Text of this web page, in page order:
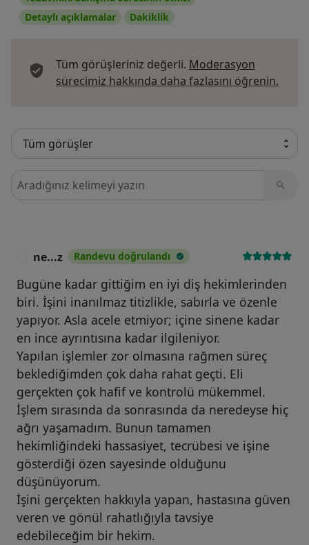
Detaylı açıklamalar
Dakiklik
Tüm görüşleriniz değerli. Moderasyon
sürecimiz hakkında daha fazlasını öğrenin.
Görüşler içerisinde ara
ne...z Randevu doğrulandı
Bugüne kadar gittiğim en iyi diş hekimlerinden
biri. İşini inanılmaz titizlikle, sabırla ve özenle
yapıyor. Asla acele etmiyor; içine sinene kadar
en ince ayrıntısına kadar ilgileniyor.
Yapılan işlemler zor olmasına rağmen süreç
beklediğimden çok daha rahat geçti. Eli
gerçekten çok hafif ve kontrolü mükemmel.
İşlem sırasında da sonrasında da neredeyse hiç
ağrı yaşamadım. Bunun tamamen
hekimliğindeki hassasiyet, tecrübesi ve işine
gösterdiği özen sayesinde olduğunu
düşünüyorum.
İşini gerçekten hakkıyla yapan, hastasına güven
veren ve gönül rahatlığıyla tavsiye
edebileceğim bir hekim.